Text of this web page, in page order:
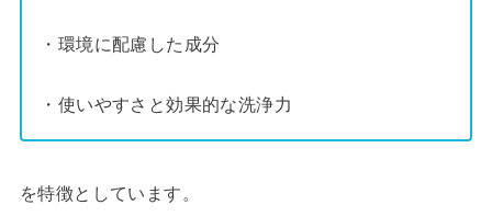
・環境に配慮した成分
・使いやすさと効果的な洗浄力
を特徴としています。